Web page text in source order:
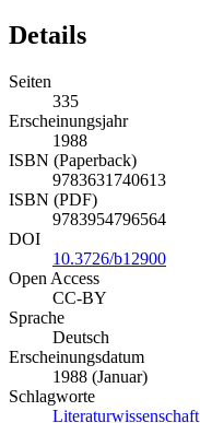
Details
Seiten
335
Erscheinungsjahr
1988
ISBN (Paperback)
9783631740613
ISBN (PDF)
9783954796564
DOI
10.3726/b12900
Open Access
CC-BY
Sprache
Deutsch
Erscheinungsdatum
1988 (Januar)
Schlagworte
Literaturwissenschaft